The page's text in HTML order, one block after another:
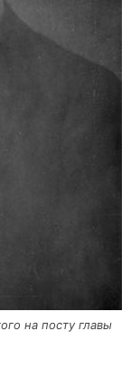
на посту гла­вы